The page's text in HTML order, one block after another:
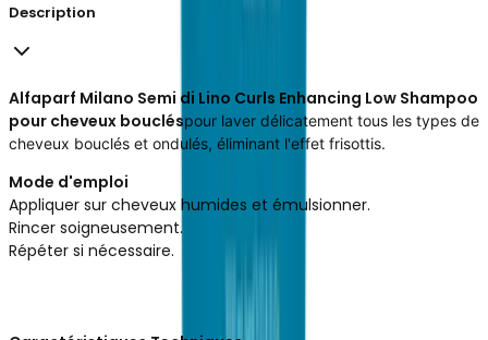
Description
Alfaparf Milano Semi di Lino Curls Enhancing Low Shampoo
pour cheveux boucléspour laver délicatement tous les types de
cheveux bouclés et ondulés, éliminant l'effet frisottis.
Mode d'emploi
Appliquer sur cheveux humides et émulsionner.
Rincer soigneusement.
Répéter si nécessaire.